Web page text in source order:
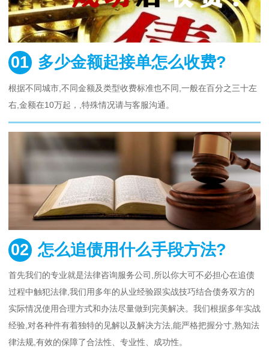
01 多少金额起接单怎么收费?
根据不同城市,不同金额及类型收费标准也不同,一般在百分之三十左
右,金额在10万起，,特殊情况请与客服沟通。
02 怎么追债用什么手段方法?
首先我们的专业就是法律咨询服务公司,所以你大可不必担心在追债
过程中触犯法律,我们用多年的从业经验跟实战技巧结合债务双方的
实际情况使用合理方式和办法尽量做到完美解决。我们根据多年实战
经验,对各种件有着独特的见解以及解决方法,能严格把握分寸,熟知法
律法规,有效的保障了合法性、专业性、成功性。